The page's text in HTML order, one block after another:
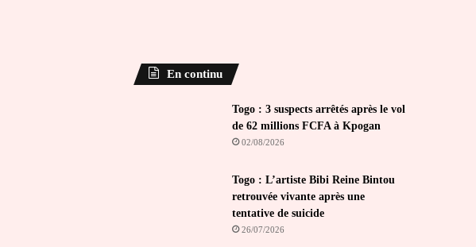
En continu
Togo : 3 suspects arrêtés après le vol
de 62 millions FCFA à Kpogan
02/08/2026
Togo : L’artiste Bibi Reine Bintou
retrouvée vivante après une
tentative de suicide
26/07/2026